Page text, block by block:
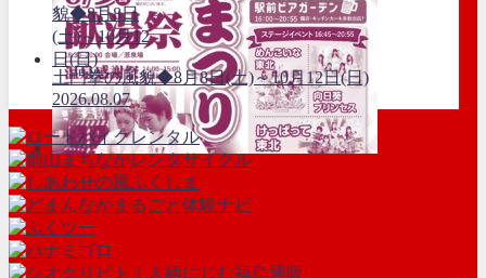
土門拳の風貌◆8月8日(土)～10月12日(日)
2026.08.07